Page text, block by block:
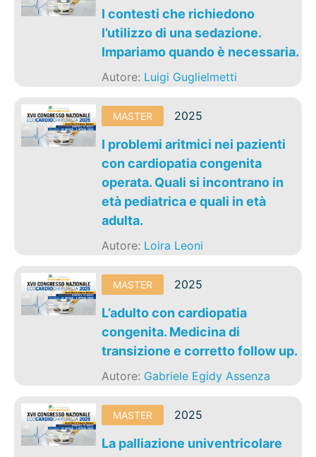
I contesti che richiedono
l’utilizzo di una sedazione.
Impariamo quando è necessaria.
Autore: Luigi Guglielmetti
MASTER 2025
I problemi aritmici nei pazienti
con cardiopatia congenita
operata. Quali si incontrano in
età pediatrica e quali in età
adulta.
Autore: Loira Leoni
MASTER 2025
L’adulto con cardiopatia
congenita. Medicina di
transizione e corretto follow up.
Autore: Gabriele Egidy Assenza
MASTER 2025
La palliazione univentricolare